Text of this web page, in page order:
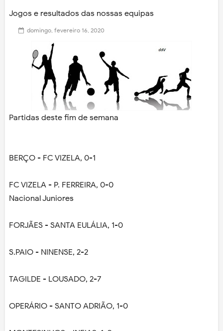
Jogos e resultados das nossas equipas
domingo, fevereiro 16, 2020
Partidas deste fim de semana
BERÇO - FC VIZELA, 0-1
FC VIZELA - P. FERREIRA, 0-0
Nacional Juniores
FORJÃES - SANTA EULÁLIA, 1-0
S.PAIO - NINENSE, 2-2
TAGILDE - LOUSADO, 2-7
OPERÁRIO - SANTO ADRIÃO, 1-0